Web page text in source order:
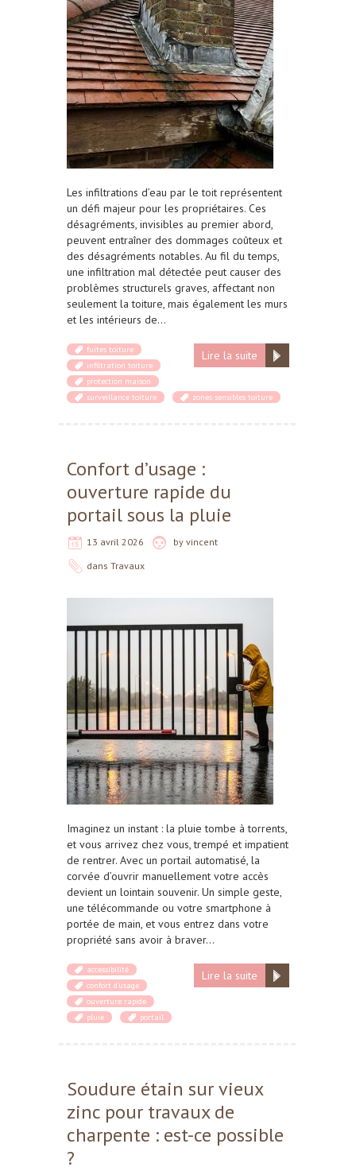
Les infiltrations d’eau par le toit représentent
un défi majeur pour les propriétaires. Ces
désagréments, invisibles au premier abord,
peuvent entraîner des dommages coûteux et
des désagréments notables. Au fil du temps,
une infiltration mal détectée peut causer des
problèmes structurels graves, affectant non
seulement la toiture, mais également les murs
et les intérieurs de…
Lire la suite
fuites toiture
infiltration toiture
protection maison
surveillance toiture
zones sensibles toiture
Confort d’usage :
ouverture rapide du
portail sous la pluie
13 avril 2026 by vincent
dans Travaux
Imaginez un instant : la pluie tombe à torrents,
et vous arrivez chez vous, trempé et impatient
de rentrer. Avec un portail automatisé, la
corvée d’ouvrir manuellement votre accès
devient un lointain souvenir. Un simple geste,
une télécommande ou votre smartphone à
portée de main, et vous entrez dans votre
propriété sans avoir à braver…
Lire la suite
accessibilité
confort d'usage
ouverture rapide
pluie
portail
Soudure étain sur vieux
zinc pour travaux de
charpente : est-ce possible
?